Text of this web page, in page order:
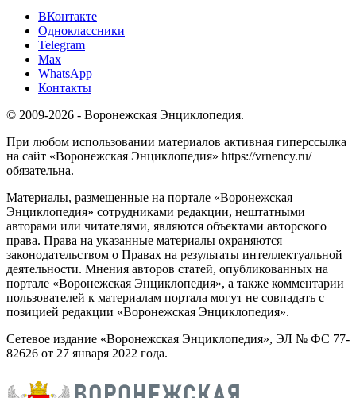
ВКонтакте
Одноклассники
Telegram
Max
WhatsApp
Контакты
© 2009-2026 - Воронежская Энциклопедия.
При любом использовании материалов активная гиперссылка
на сайт «Воронежская Энциклопедия» https://vrnency.ru/
обязательна.
Материалы, размещенные на портале «Воронежская
Энциклопедия» сотрудниками редакции, нештатными
авторами или читателями, являются объектами авторского
права. Права на указанные материалы охраняются
законодательством о Правах на результаты интеллектуальной
деятельности. Мнения авторов статей, опубликованных на
портале «Воронежская Энциклопедия», а также комментарии
пользователей к материалам портала могут не совпадать с
позицией редакции «Воронежская Энциклопедия».
Сетевое издание «Воронежская Энциклопедия», ЭЛ № ФС 77-
82626 от 27 января 2022 года.